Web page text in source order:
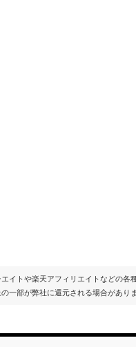
イトや楽天アフィリエイトなどの各
一部が弊社に還元される場合がありま